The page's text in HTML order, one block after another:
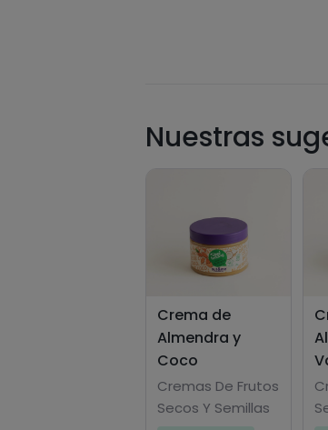
Nuestras
Crema de
Almendra y
Coco
Cremas De Frutos
Secos Y Semillas